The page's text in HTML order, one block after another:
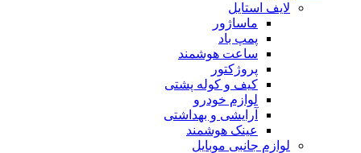
لایف استایل
ماساژور
پمپ باد
ساعت هوشمند
پروژکتور
کیف و کوله پشتی
لوازم خودرو
آرایشی و بهداشتی
عینک هوشمند
لوازم جانبی موبایل